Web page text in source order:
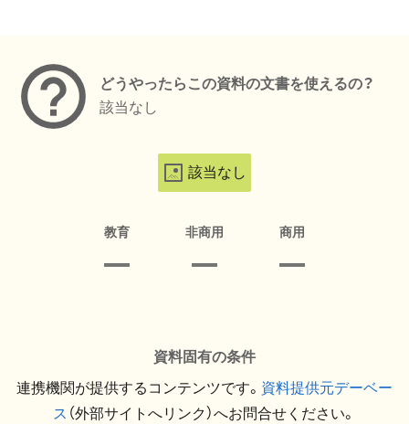
どうやったらこの資料の文書を使えるの？
該当なし
該当なし
教育 非商用 商用
資料固有の条件
連携機関が提供するコンテンツです。 資料提供元デーベー
ス （外部サイトへリンク）へお問合せください。